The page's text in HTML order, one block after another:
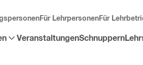
VeranstaltungenSchnuppern
Für Lehrpersonen Für